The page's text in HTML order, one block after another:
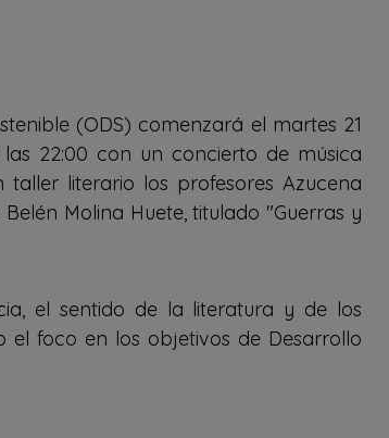
(ODS) comenzará el martes 21
22:00 con un concierto de música
literario los profesores Azucena
Molina Huete, titulado "Guerras y
el sentido de la literatura y de los
el foco en los objetivos de Desarrollo